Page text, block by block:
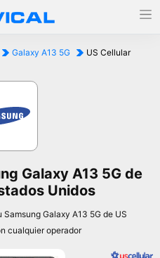
Galaxy A13 5G
US Cellular
Galaxy A13 5G de
Unidos
Galaxy A13 5G de US
cualquier operador